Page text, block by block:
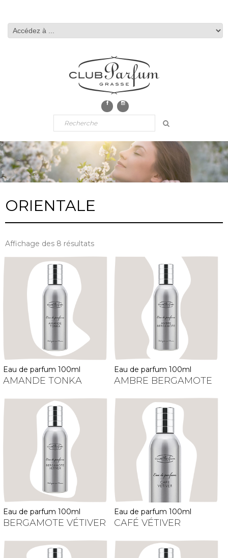
ORIENTALE
Affichage des 8 résultats
eau de parfum 100ml
AMANDE TONKA
eau de parfum 100ml
AMBRE BERGAMOTE
eau de parfum 100ml
BERGAMOTE VÉTIVER
eau de parfum 100ml
CAFÉ VÉTIVER